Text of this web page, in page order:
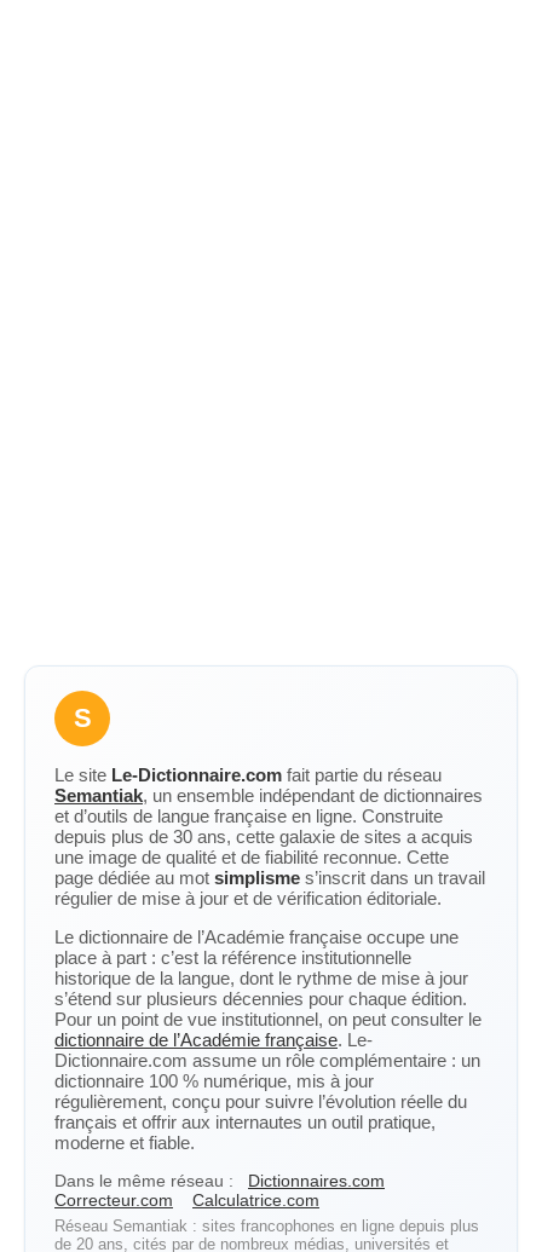
S
Le site Le-Dictionnaire.com fait partie du réseau
Semantiak, un ensemble indépendant de dictionnaires
et d’outils de langue française en ligne. Construite
depuis plus de 30 ans, cette galaxie de sites a acquis
une image de qualité et de fiabilité reconnue. Cette
page dédiée au mot simplisme s’inscrit dans un travail
régulier de mise à jour et de vérification éditoriale.
Le dictionnaire de l’Académie française occupe une
place à part : c’est la référence institutionnelle
historique de la langue, dont le rythme de mise à jour
s’étend sur plusieurs décennies pour chaque édition.
Pour un point de vue institutionnel, on peut consulter le
dictionnaire de l’Académie française. Le-
Dictionnaire.com assume un rôle complémentaire : un
dictionnaire 100 % numérique, mis à jour
régulièrement, conçu pour suivre l’évolution réelle du
français et offrir aux internautes un outil pratique,
moderne et fiable.
Dans le même réseau :
Dictionnaires.com
Correcteur.com
Calculatrice.com
Réseau Semantiak : sites francophones en ligne depuis plus
de 20 ans, cités par de nombreux médias, universités et